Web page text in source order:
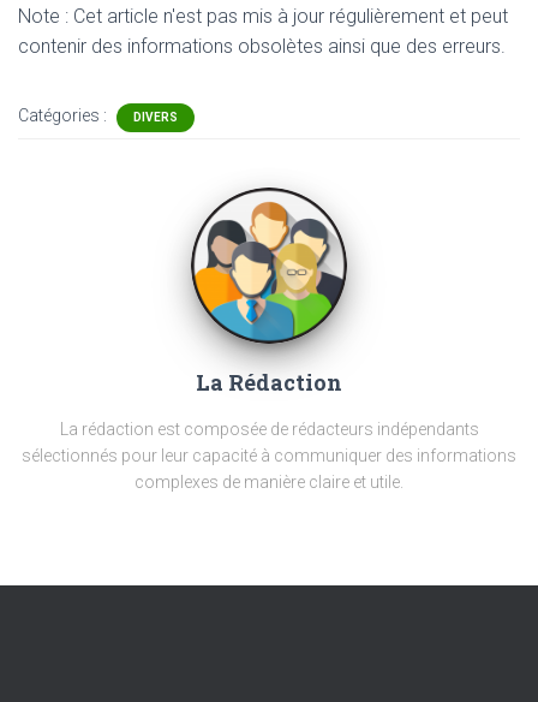
Note : Cet article n'est pas mis à jour régulièrement et peut
contenir des informations obsolètes ainsi que des erreurs.
Catégories : DIVERS
La Rédaction
La rédaction est composée de rédacteurs indépendants
sélectionnés pour leur capacité à communiquer des informations
complexes de manière claire et utile.